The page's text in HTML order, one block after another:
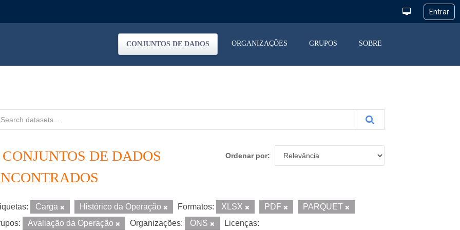
CONJUNTOS DE DADOS ORGANIZAÇÕES GRUPOS SOBRE
Ordenar por
CONJUNTOS DE DADOS
Carga Histórico da Operação Formatos: XLSX PDF
PARQUET
Avaliação da Operação Organizações: ONS
Licenças: